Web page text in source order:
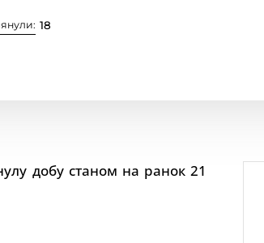
18
добу станом на ранок 21